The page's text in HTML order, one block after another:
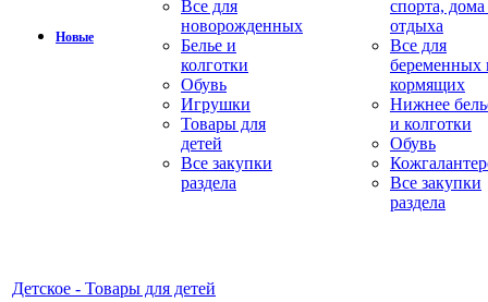
Новые
Все для
новорожденных
Белье и
колготки
Обувь
Игрушки
Товары для
детей
Все закупки
раздела
спорта,
отдыха
Все для
беременных
кормящих
Нижнее
и колготки
Обувь
Все закупки
раздела
Детское - Товары для детей